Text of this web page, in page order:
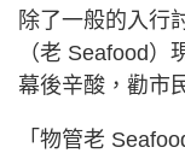
除了一般的入行
（老 Seafood
幕後辛酸，勸市
「物管老